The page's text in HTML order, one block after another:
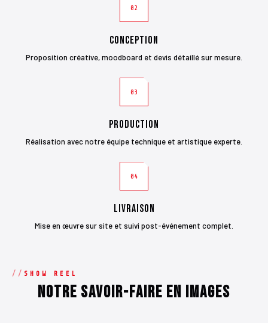
02
Conception
Proposition créative, moodboard et devis détaillé sur mesure.
03
Production
Réalisation avec notre équipe technique et artistique experte.
04
Livraison
Mise en œuvre sur site et suivi post-événement complet.
SHOW REEL
Notre savoir-faire en images